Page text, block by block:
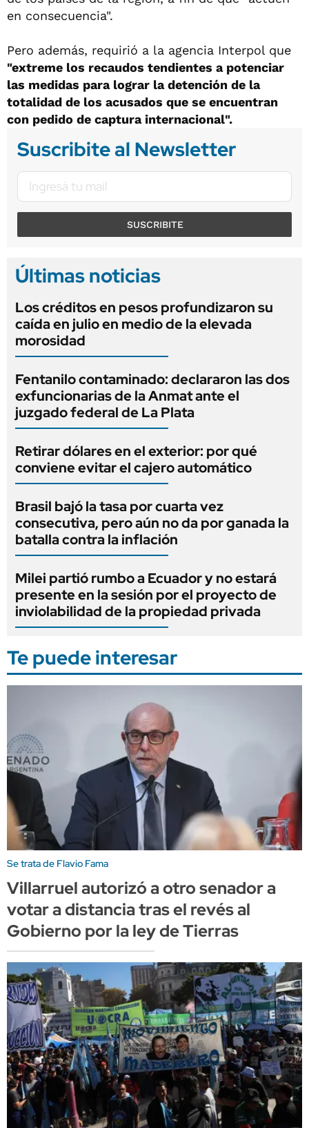
en consecuencia".
Pero además, requirió a la agencia Interpol que
"extreme los recaudos tendientes a potenciar
las medidas para lograr la detención de la
totalidad de los acusados que se encuentran
con pedido de captura internacional".
Suscribite al Newsletter
SUSCRIBITE
Últimas noticias
Los créditos en pesos profundizaron su
caída en julio en medio de la elevada
morosidad
Fentanilo contaminado: declararon las dos
exfuncionarias de la Anmat ante el
juzgado federal de La Plata
Retirar dólares en el exterior: por qué
conviene evitar el cajero automático
Brasil bajó la tasa por cuarta vez
consecutiva, pero aún no da por ganada la
batalla contra la inflación
Milei partió rumbo a Ecuador y no estará
presente en la sesión por el proyecto de
inviolabilidad de la propiedad privada
Te puede interesar
Se trata de Flavio Fama
Villarruel autorizó a otro senador a
votar a distancia tras el revés al
Gobierno por la ley de Tierras